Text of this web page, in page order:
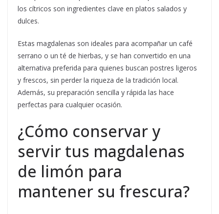
los cítricos son ingredientes clave en platos salados y
dulces.
Estas magdalenas son ideales para acompañar un café
serrano o un té de hierbas, y se han convertido en una
alternativa preferida para quienes buscan postres ligeros
y frescos, sin perder la riqueza de la tradición local.
Además, su preparación sencilla y rápida las hace
perfectas para cualquier ocasión.
¿Cómo conservar y
servir tus magdalenas
de limón para
mantener su frescura?